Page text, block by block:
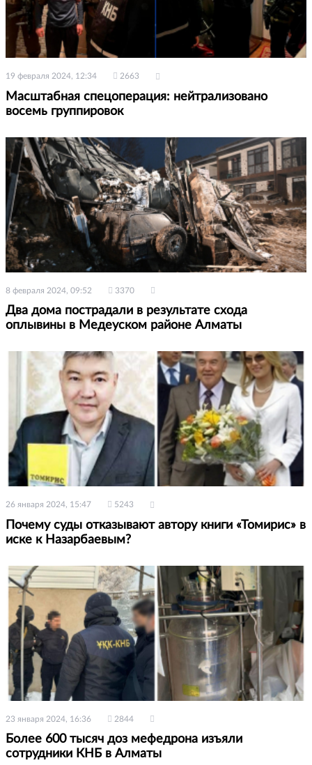
19 февраля 2024, 12:34 2663
Масштабная спецоперация: нейтрализовано
восемь группировок
8 февраля 2024, 09:52 3370
Два дома пострадали в результате схода
оплывины в Медеуском районе Алматы
26 января 2024, 15:47 5243
Почему суды отказывают автору книги «Томирис» в
иске к Назарбаевым?
23 января 2024, 16:36 2844
Более 600 тысяч доз мефедрона изъяли
сотрудники КНБ в Алматы